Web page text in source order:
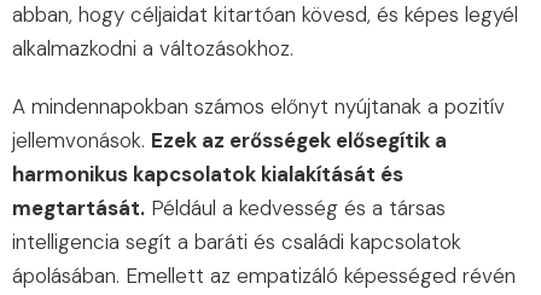
abban, hogy céljaidat kitartóan kövesd, és képes legyél
alkalmazkodni a változásokhoz.
A mindennapokban számos előnyt nyújtanak a pozitív
jellemvonások. Ezek az erősségek elősegítik a
harmonikus kapcsolatok kialakítását és
megtartását. Például a kedvesség és a társas
intelligencia segít a baráti és családi kapcsolatok
ápolásában. Emellett az empatizáló képességed révén